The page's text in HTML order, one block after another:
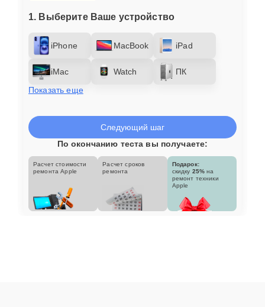
1. Выберите Ваше устройство
iPhone MacBook iPad
iMac Watch
ПК
Показать еще
Следующий шаг
По окончанию теста вы получаете:
Расчет стоимости
ремонта Apple
Расчет сроков
ремонта
Подарок:
скидку 25% на
ремонт техники
Apple